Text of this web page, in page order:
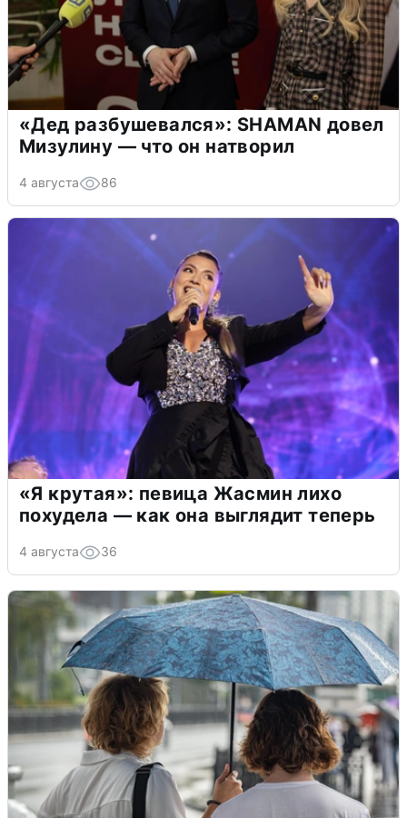
«Дед разбушевался»: SHAMAN довел
Мизулину — что он натворил
4 августа 86
«Я крутая»: певица Жасмин лихо
похудела — как она выглядит теперь
4 августа 36